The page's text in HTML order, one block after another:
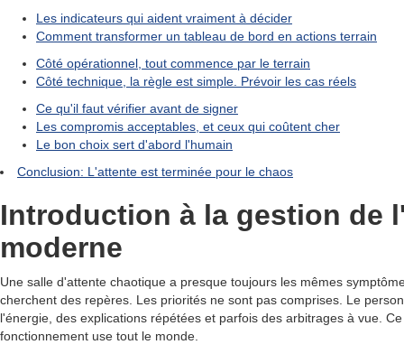
Les indicateurs qui aident vraiment à décider
Comment transformer un tableau de bord en actions terrain
Côté opérationnel, tout commence par le terrain
Côté technique, la règle est simple. Prévoir les cas réels
Ce qu'il faut vérifier avant de signer
Les compromis acceptables, et ceux qui coûtent cher
Le bon choix sert d'abord l'humain
Conclusion: L'attente est terminée pour le chaos
Introduction à la gestion de
moderne
Une salle d'attente chaotique a presque toujours les mêmes
cherchent des repères. Les priorités ne sont pas comprises. Le
l'énergie, des explications répétées et parfois des arbitrages à vue.
fonctionnement use tout le monde.